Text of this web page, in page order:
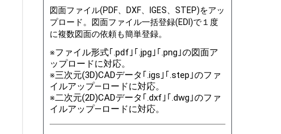
図面ファイル(PDF、DXF、IGES、STEP)をアッ
プロード。図面ファイル一括登録(EDI)で１度
に複数図面の依頼も簡単登録。
※ファイル形式｢.pdf｣｢.jpg｣｢.png｣の図面ア
ップロードに対応。
※三次元(3D)CADデータ｢.igs｣｢.step｣のファ
イルアップ―ロードに対応。
※二次元(2D)CADデータ｢.dxf｣｢.dwg｣のファ
イルアップ―ロードに対応。